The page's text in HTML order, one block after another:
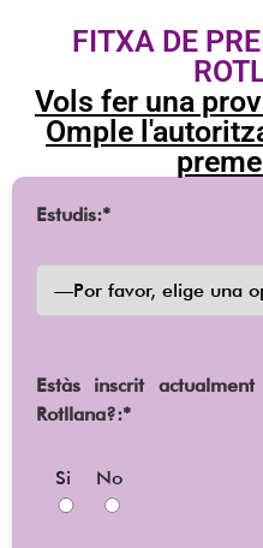
FITXA DE
Vols fer una
Omple
Estudis:*
Estàs inscrit
Rotllana?:*
Si No